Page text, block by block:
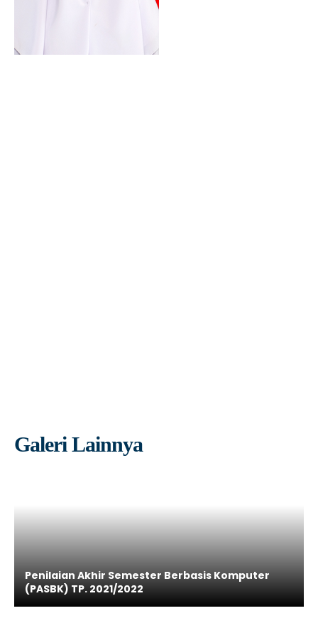
Galeri Lainnya
Penilaian Akhir Semester Berbasis Komputer
(PASBK) TP. 2021/2022